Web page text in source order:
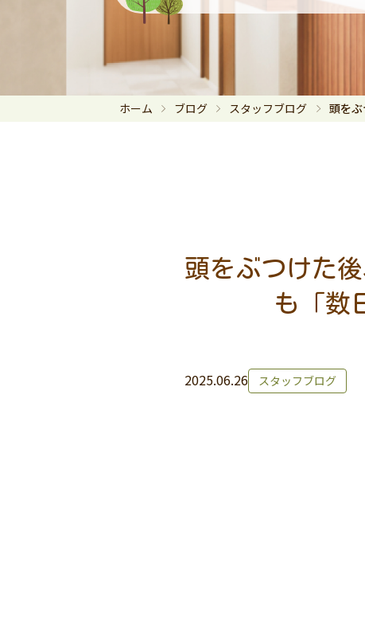
ホーム ブログ スタッフブログ 頭を
頭をぶつけた
も「数
2025.06.26 スタッフブログ